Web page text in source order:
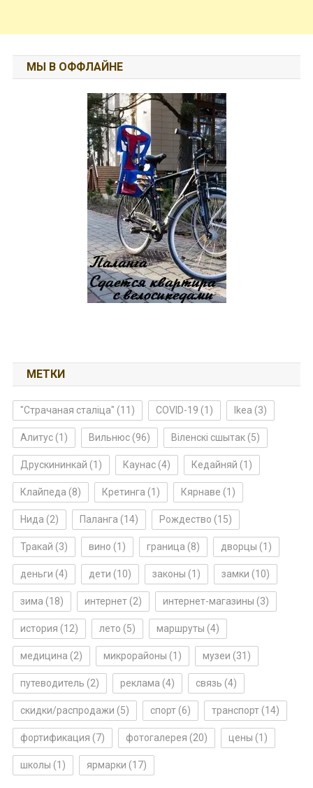
МЫ В ОФФЛАЙНЕ
МЕТКИ
"Страчаная сталіца" (11) COVID-19 (1) Ikea (3)
Алитус(1) Вильнюс(96) Віленскі сшытак(5)
Друскининкай (1) Каунас(4) Кедайняй (1)
Клайпеда (8) Кретинга (1) Кярнаве (1)
Нида (2) Паланга (14) Рождество (15)
Тракай (3) вино (1) граница (8) дворцы (1)
деньги (4) дети (10) законы (1) замки (10)
зима (18) интернет(2) интернет-магазины (3)
история (12) лето (5) маршруты (4)
медицина (2) микрорайоны (1) музеи (31)
путеводитель (2) реклама (4) связь (4)
скидки/распродажи (5) спорт(6) транспорт(14)
фортификация (7) фотогалерея (20) цены (1)
школы (1) ярмарки (17)